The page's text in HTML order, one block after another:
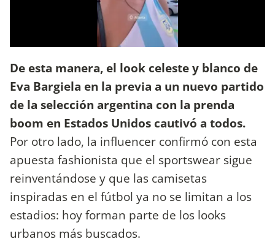
De esta manera, el look celeste y blanco de
Eva Bargiela en la previa a un nuevo partido
de la selección argentina con la prenda
boom en Estados Unidos cautivó a todos.
Por otro lado, la influencer confirmó con esta
apuesta fashionista que el sportswear sigue
reinventándose y que las camisetas
inspiradas en el fútbol ya no se limitan a los
estadios: hoy forman parte de los looks
urbanos más buscados.